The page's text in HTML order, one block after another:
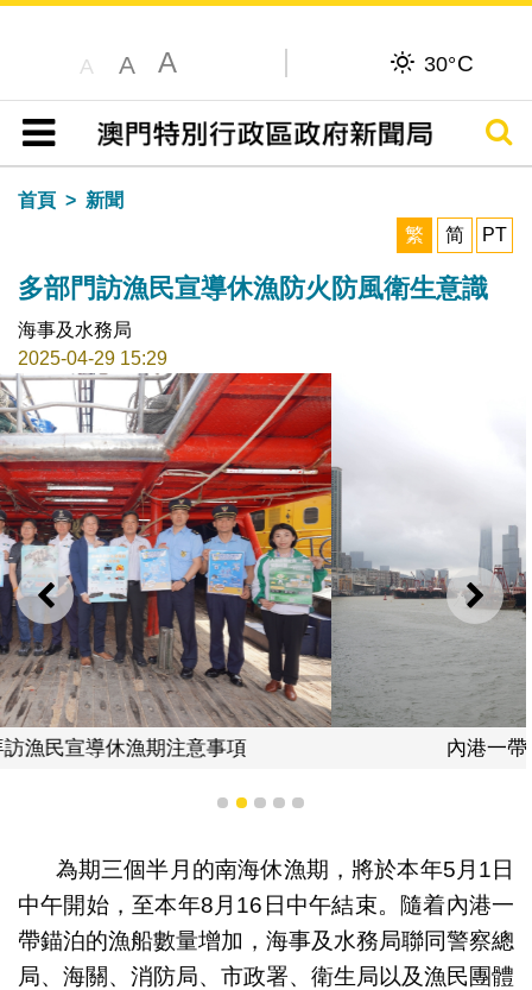
A A A 30°C
目錄
搜尋
首頁
新聞
繁
简 PT
多部門訪漁民宣導休漁防火防風衛生意識
海事及水務局
2025-04-29 15:29
上一則 下一
內港一帶錨泊的漁船數量逐漸增加
1 2 3 4 5
為期三個半月的南海休漁期，將於本年5月1日
中午開始，至本年8月16日中午結束。隨着內港一
帶錨泊的漁船數量增加，海事及水務局聯同警察總
局、海關、消防局、市政署、衛生局以及漁民團體